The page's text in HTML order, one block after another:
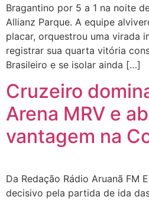
Bragantino por 5 a 1 na noite
Allianz Parque. A equipe
placar, orquestrou uma virada
registrar sua quarta vitória
Brasileiro e se isolar ainda […]
Cruzeiro
Arena MRV e
vantagem na
Da Redação Rádio Aruanã FM
decisivo pela partida de ida